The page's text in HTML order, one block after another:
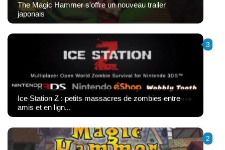
The Magic Hammer s'offre un nouveau trailer
japonais
3
Ice Station Z : petits massacres de zombies entre
amis et en lign...
2